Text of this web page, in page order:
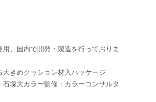
用、国内で開発・製造を行っておりま
大きめクッション材入パッケージ
石塚大カラー監修：カラーコンサルタ